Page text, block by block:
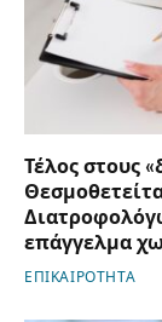
Τέλος στους
επάγγελμα
ΕΠΙΚΑΙΡΟΤΗΤΑ